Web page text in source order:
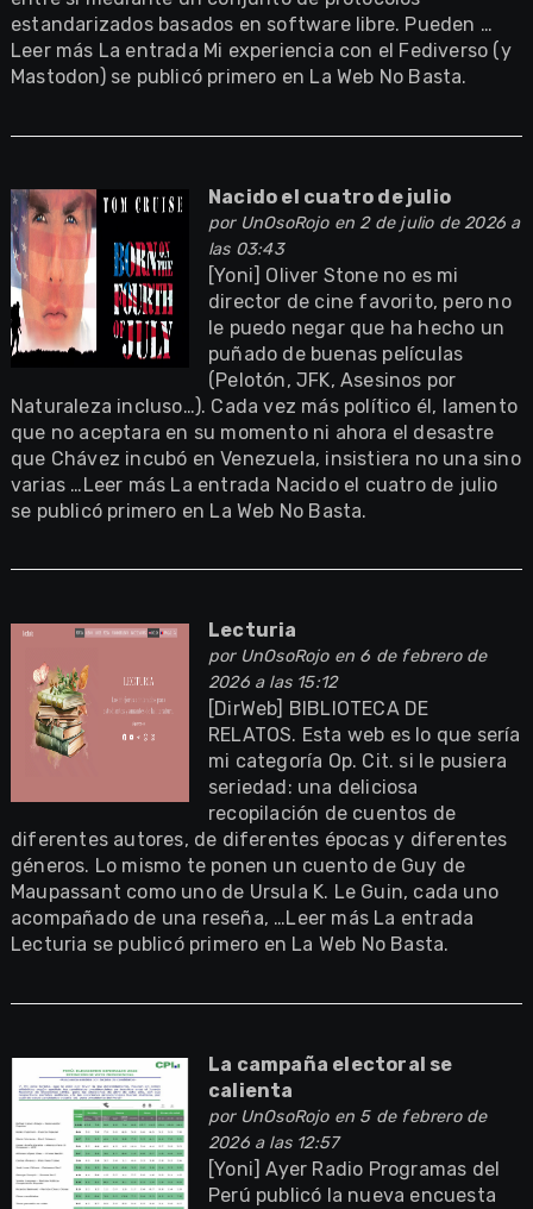
estandarizados basados en software libre. Pueden …
Leer más La entrada Mi experiencia con el Fediverso (y
Mastodon) se publicó primero en La Web No Basta.
Nacido el cuatro de julio
por UnOsoRojoen 2 de julio de 2026 a
las 03:43
[Yoni] Oliver Stone no es mi
director de cine favorito, pero no
le puedo negar que ha hecho un
puñado de buenas películas
(Pelotón, JFK, Asesinos por
Naturaleza incluso…). Cada vez más político él, lamento
que no aceptara en su momento ni ahora el desastre
que Chávez incubó en Venezuela, insistiera no una sino
varias …Leer más La entrada Nacido el cuatro de julio
se publicó primero en La Web No Basta.
Lecturia
por UnOsoRojoen 6 de febrero de
2026 a las 15:12
[DirWeb] BIBLIOTECA DE
RELATOS. Esta web es lo que sería
mi categoría Op. Cit. si le pusiera
seriedad: una deliciosa
recopilación de cuentos de
diferentes autores, de diferentes épocas y diferentes
géneros. Lo mismo te ponen un cuento de Guy de
Maupassant como uno de Ursula K. Le Guin, cada uno
acompañado de una reseña, …Leer más La entrada
Lecturia se publicó primero en La Web No Basta.
La campaña electoral se
calienta
por UnOsoRojoen 5 de febrero de
2026 a las 12:57
[Yoni] Ayer Radio Programas del
Perú publicó la nueva encuesta